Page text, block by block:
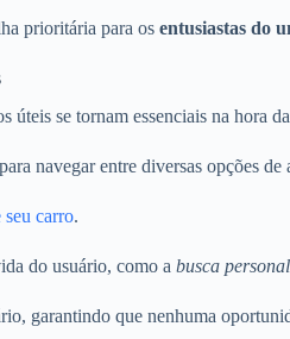
prioritária para os entusiastas do
se tornam essenciais na hora
navegar entre diversas opções
carro.
do usuário, como a busca
garantindo que nenhuma